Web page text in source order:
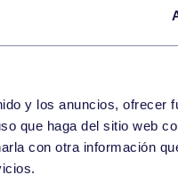
y los anuncios, ofrecer
que haga del sitio web
con otra información